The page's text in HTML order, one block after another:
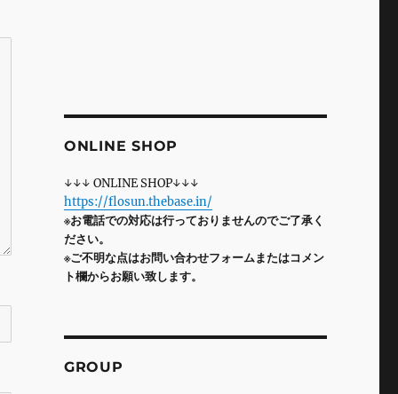
ONLINE SHOP
↓↓↓ ONLINE SHOP↓↓↓
https://flosun.thebase.in/
※お電話での対応は行っておりませんのでご了承く
ださい。
※ご不明な点はお問い合わせフォームまたはコメン
ト欄からお願い致します。
GROUP